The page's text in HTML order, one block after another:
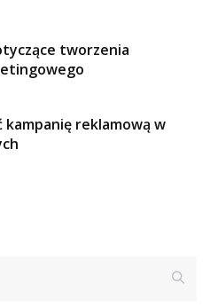
tworzenia
reklamową w